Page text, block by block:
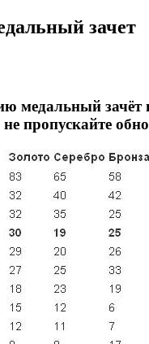
зачет
медальный зачёт
пропускайте